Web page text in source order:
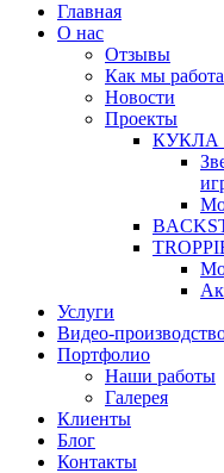
Главная
О нас
Отзывы
Как мы
Новости
Проекты
Услуги
Видео-
Портфолио
Наши работы
Галерея
Клиенты
Блог
Контакты